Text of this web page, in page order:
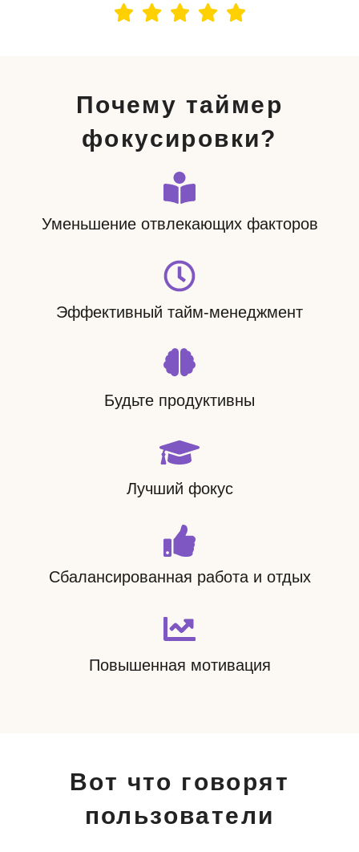
Почему таймер
фокусировки?
Уменьшение отвлекающих факторов
Эффективный тайм-менеджмент
Будьте продуктивны
Лучший фокус
Сбалансированная работа и отдых
Повышенная мотивация
Вот что говорят
пользователи